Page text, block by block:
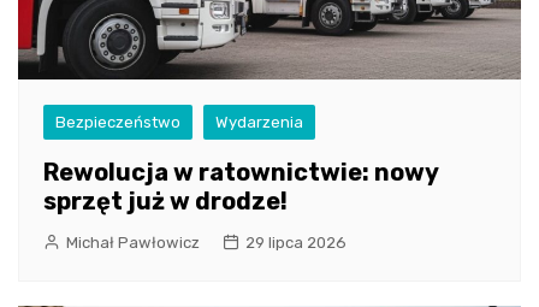
Bezpieczeństwo Wydarzenia
Rewolucja w ratownictwie: nowy
sprzęt już w drodze!
Michał Pawłowicz 29 lipca 2026